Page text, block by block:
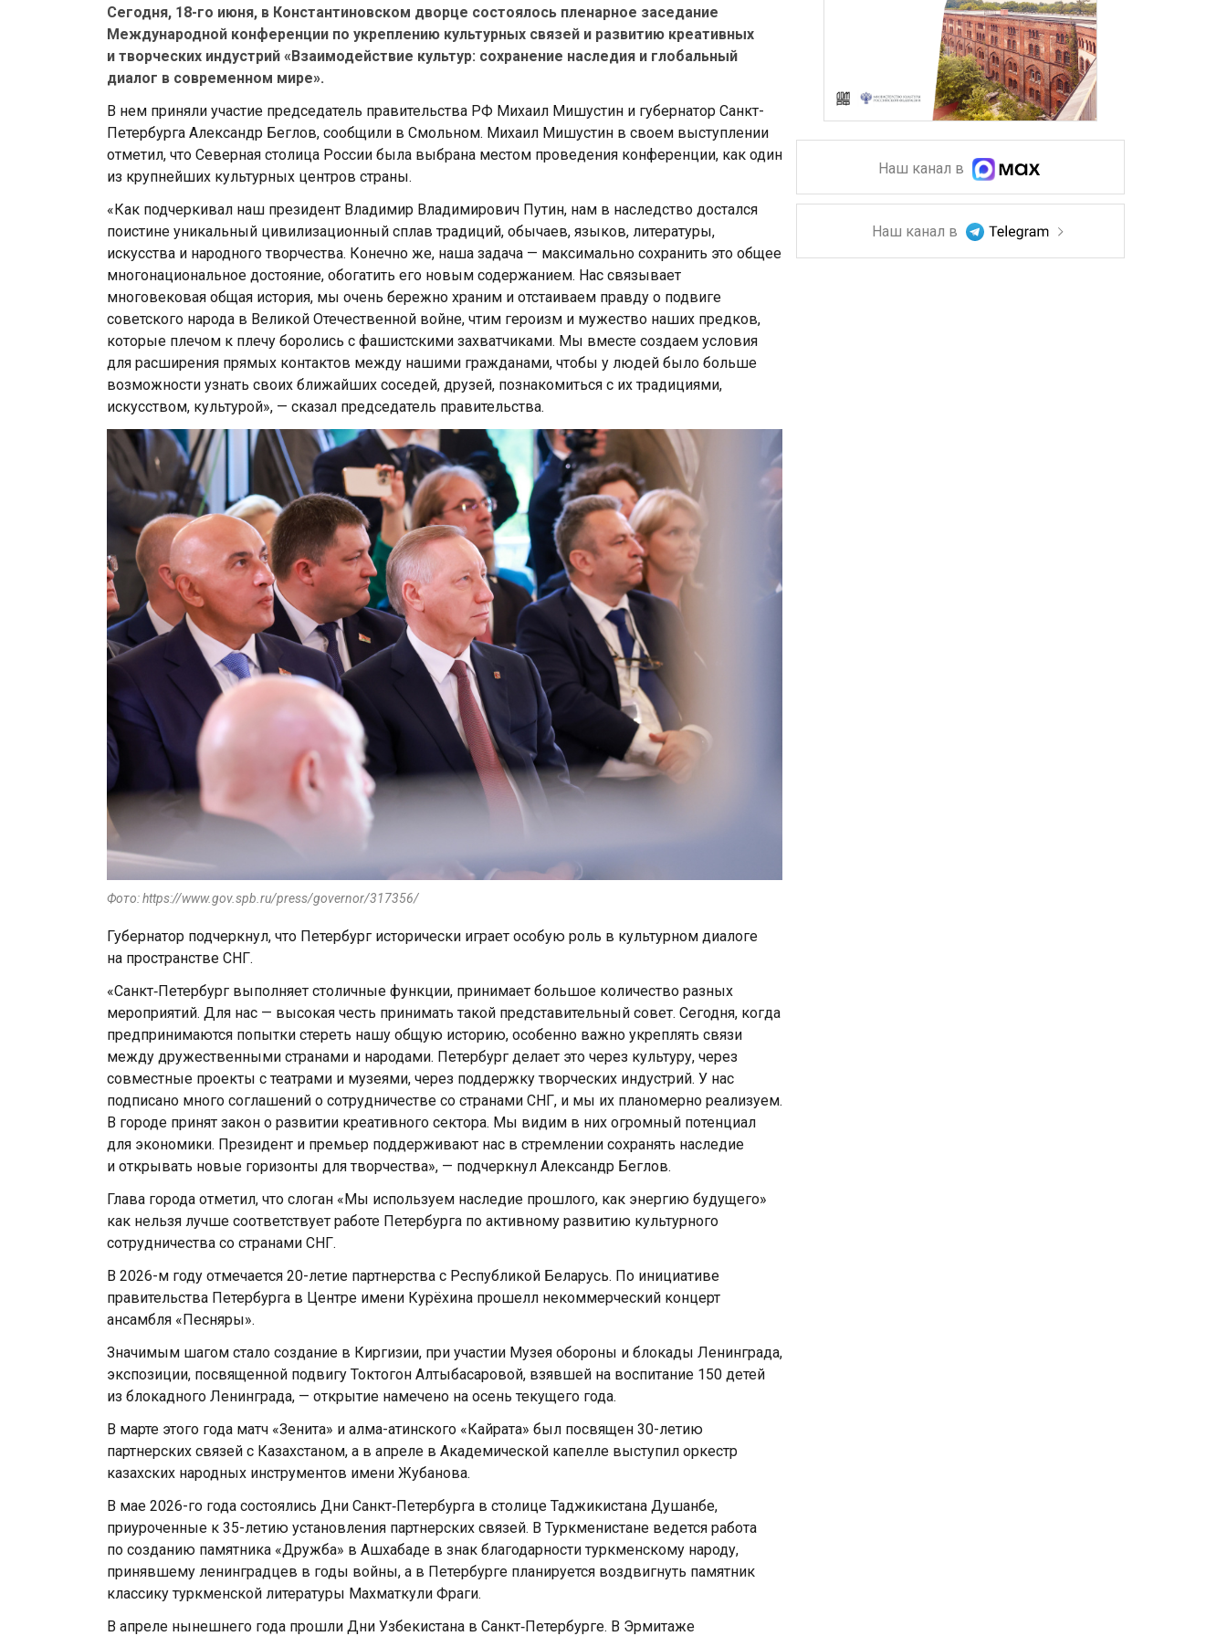
Сегодня, 18-го июня, в Константиновском дворце состоялось пленарное заседание
Международной конференции по укреплению культурных связей и развитию креативных
и творческих индустрий «Взаимодействие культур: сохранение наследия и глобальный
диалог в современном мире».
В нем приняли участие председатель правительства РФ Михаил Мишустин и губернатор Санкт-
Петербурга Александр Беглов, сообщили в Смольном. Михаил Мишустин в своем выступлении
отметил, что Северная столица России была выбрана местом проведения конференции, как один
из крупнейших культурных центров страны.
«Как подчеркивал наш президент Владимир Владимирович Путин, нам в наследство достался
поистине уникальный цивилизационный сплав традиций, обычаев, языков, литературы,
искусства и народного творчества. Конечно же, наша задача — максимально сохранить это общее
многонациональное достояние, обогатить его новым содержанием. Нас связывает
многовековая общая история, мы очень бережно храним и отстаиваем правду о подвиге
советского народа в Великой Отечественной войне, чтим героизм и мужество наших предков,
которые плечом к плечу боролись с фашистскими захватчиками. Мы вместе создаем условия
для расширения прямых контактов между нашими гражданами, чтобы у людей было больше
возможности узнать своих ближайших соседей, друзей, познакомиться с их традициями,
искусством, культурой», — сказал председатель правительства.
Фото: https://www.gov.spb.ru/press/governor/317356/
Губернатор подчеркнул, что Петербург исторически играет особую роль в культурном диалоге
на пространстве СНГ.
«Санкт‑Петербург выполняет столичные функции, принимает большое количество разных
мероприятий. Для нас — высокая честь принимать такой представительный совет. Сегодня, когда
предпринимаются попытки стереть нашу общую историю, особенно важно укреплять связи
между дружественными странами и народами. Петербург делает это через культуру, через
совместные проекты с театрами и музеями, через поддержку творческих индустрий. У нас
подписано много соглашений о сотрудничестве со странами СНГ, и мы их планомерно реализуем.
В городе принят закон о развитии креативного сектора. Мы видим в них огромный потенциал
для экономики. Президент и премьер поддерживают нас в стремлении сохранять наследие
и открывать новые горизонты для творчества», — подчеркнул Александр Беглов.
Глава города отметил, что слоган «Мы используем наследие прошлого, как энергию будущего»
как нельзя лучше соответствует работе Петербурга по активному развитию культурного
сотрудничества со странами СНГ.
В 2026-м году отмечается 20-летие партнерства с Республикой Беларусь. По инициативе
правительства Петербурга в Центре имени Курёхина прошелл некоммерческий концерт
ансамбля «Песняры».
Значимым шагом стало создание в Киргизии, при участии Музея обороны и блокады Ленинграда,
экспозиции, посвященной подвигу Токтогон Алтыбасаровой, взявшей на воспитание 150 детей
из блокадного Ленинграда, — открытие намечено на осень текущего года.
В марте этого года матч «Зенита» и алма-атинского «Кайрата» был посвящен 30-летию
партнерских связей с Казахстаном, а в апреле в Академической капелле выступил оркестр
казахских народных инструментов имени Жубанова.
В мае 2026-го года состоялись Дни Санкт‑Петербурга в столице Таджикистана Душанбе,
приуроченные к 35-летию установления партнерских связей. В Туркменистане ведется работа
по созданию памятника «Дружба» в Ашхабаде в знак благодарности туркменскому народу,
принявшему ленинградцев в годы войны, а в Петербурге планируется воздвигнуть памятник
классику туркменской литературы Махматкули Фраги.
В апреле нынешнего года прошли Дни Узбекистана в Санкт‑Петербурге. В Эрмитаже
Наш канал в
Наш канал в